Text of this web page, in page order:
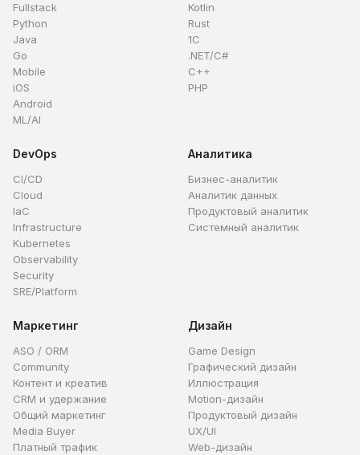
Fullstack
Python
Java
Go
Mobile
iOS
Android
ML/AI
Kotlin
Rust
1C
.NET/C#
C++
PHP
DevOps
CI/CD
Cloud
IaC
Infrastructure
Kubernetes
Observability
Security
SRE/Platform
Аналитика
Бизнес-аналитик
Аналитик данных
Продуктовый аналитик
Системный аналитик
Маркетинг
ASO / ORM
Community
Контент и креатив
CRM и удержание
Общий маркетинг
Media Buyer
Платный трафик
Дизайн
Game Design
Графический дизайн
Иллюстрация
Motion-дизайн
Продуктовый дизайн
UX/UI
Web-дизайн